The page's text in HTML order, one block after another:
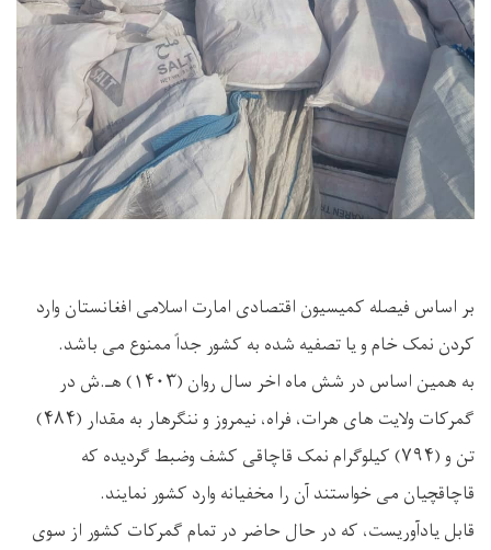
بر اساس فیصله کمیسیون اقتصادی امارت اسلامی افغانستان وارد
کردن نمک خام و یا تصفیه شده به کشور جداً ممنوع می باشد.
به همین اساس در شش ماه اخر سال روان (۱۴۰۳) هـ.ش در
گمرکات ولایت های هرات، فراه، نیمروز و ننگرهار به مقدار (۴۸۴)
تن و (۷۹۴) کیلوگرام نمک قاچاقی کشف وضبط گردیده که
قاچاقچیان می خواستند آن را مخفیانه وارد کشور نمایند.
قابل یادآوریست، که در حال حاضر در تمام گمرکات کشور از سوی